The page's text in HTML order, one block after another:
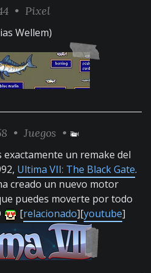
• Pixel
Wellem)
• Juegos •
exactamente un remake del
Ultima VII: The Black Gate.
creado un nuevo motor
puedes moverte por todo
[relacionado][youtube]